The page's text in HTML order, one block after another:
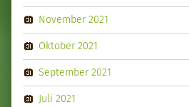
November 2021
Oktober 2021
September 2021
Juli 2021